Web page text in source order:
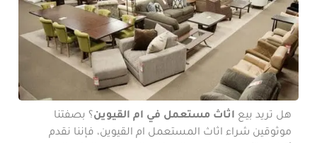
هل تريد بيع اثاث مستعمل في ام القيوين؟ بصفتنا
موثوقين شراء اثاث المستعمل ام القيوين، فإننا نقدم